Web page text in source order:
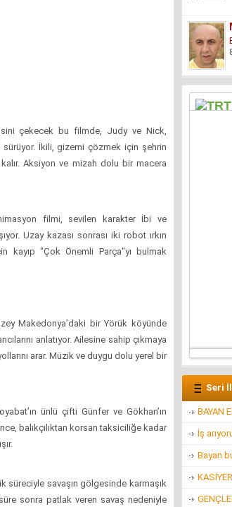
çekecek bu filmde, Judy ve Nick,
sürüyor. İkili, gizemi çözmek için şehrin
Aksiyon ve mizah dolu bir macera
filmi, sevilen karakter İbi ve
Uzay kazası sonrası iki robot ırkın
kayıp "Çok Önemli Parça"yı bulmak
Makedonya’daki bir Yörük köyünde
anlatıyor. Ailesine sahip çıkmaya
arar. Müzik ve duygu dolu yerel bir
ünlü çifti Günfer ve Gökhan’ın
balıkçılıktan korsan taksiciliğe kadar
süreciyle savaşın gölgesinde karmaşık
sonra patlak veren savaş nedeniyle
Seri
BAYAN
İş
Bayan
KASİYER